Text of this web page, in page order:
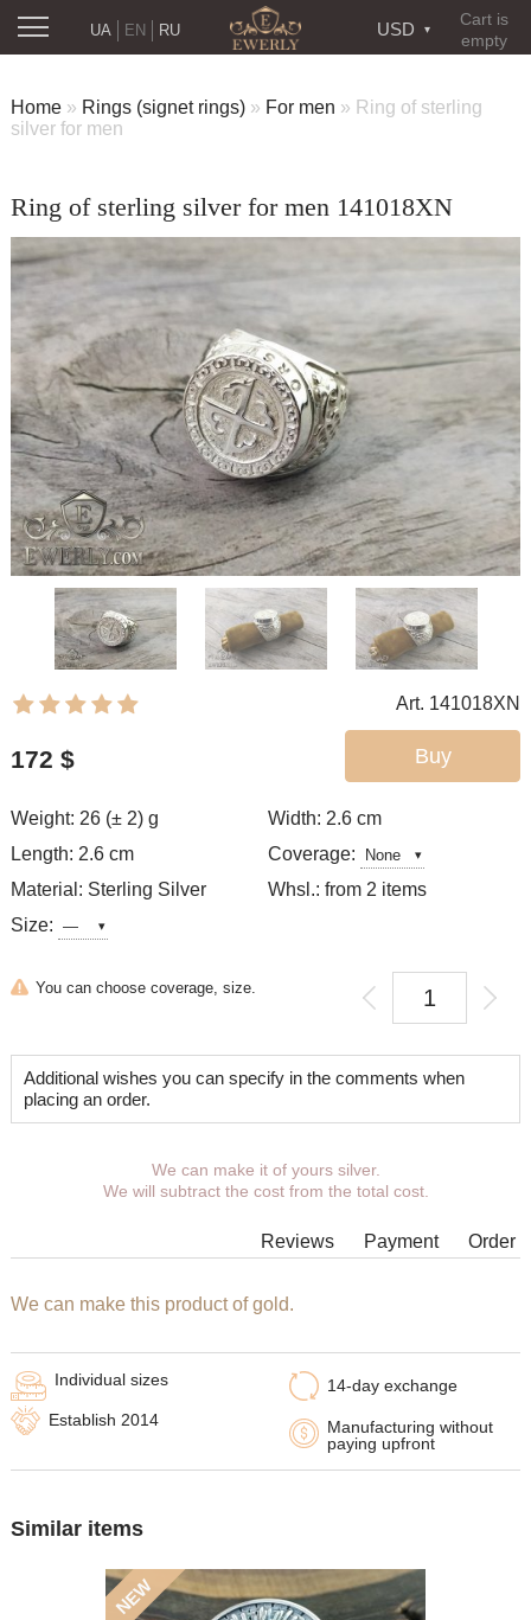
Cart is
empty
USD
RU
UA EN
Home » Rings (signet rings) » For men » Ring of sterling
silver for men
Ring of sterling silver for men 141018XN
Art. 141018XN
Buy
172 $
Weight: 26 (± 2) g Width: 2.6cm
Length: 2.6 cm
Coverage:
Material: Sterling Silver
Whsl.: from 2 items
Size:
You can choose coverage, size.
Additional wishes you can specify in the comments when
placing an order.
We can make it of yours silver.
We will subtract the cost from the total cost.
Reviews Order
Payment
We can make this product of gold.
14-day exchange
Manufacturing without
paying upfront
Individual sizes
Establish 2014
Similar items
NEW